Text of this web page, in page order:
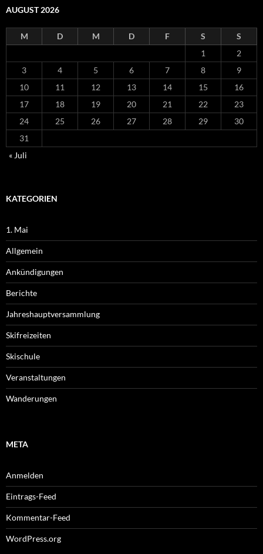
AUGUST 2026
M D M D F S
S
1
2
3
4 5 6 7 8
9
10
11 12 13 14 15
16
17
18 19 20 21 22
23
24
25 26 27 28 29
30
31
« Juli
KATEGORIEN
1. Mai
Allgemein
Ankündigungen
Berichte
Jahreshauptversammlung
Skifreizeiten
Skischule
Veranstaltungen
Wanderungen
META
Anmelden
Eintrags-Feed
Kommentar-Feed
WordPress.org